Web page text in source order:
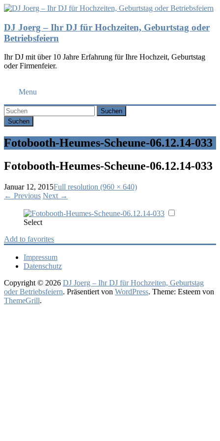
DJ Joerg – Ihr DJ für Hochzeiten, Geburtstag oder
Betriebsfeiern
Ihr DJ mit über 10 Jahre Erfahrung für Ihre Hochzeit, Geburtstag
oder Firmenfeier.
Menu
Suchen
Fotobooth-Heumes-Scheune-06.12.14-033
Fotobooth-Heumes-Scheune-06.12.14-033
Januar 12, 2015Full resolution (960 × 640)
← Previous Next →
Select
Add to favorites
Impressum
Datenschutz
Copyright © 2026 DJ Joerg – Ihr DJ für Hochzeiten, Geburtstag
oder Betriebsfeiern. Präsentiert von WordPress. Theme: Esteem von
ThemeGrill.